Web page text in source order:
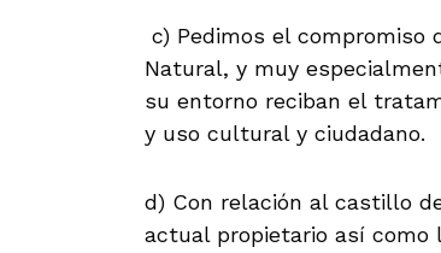
c) Pedimos el compromiso
Natural, y muy
su entorno reciban el
y uso cultural y ciudadano.
d) Con relación al castillo
actual propietario así como